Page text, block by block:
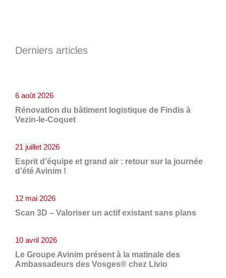
Derniers articles
Rénovation du bâtiment logistique de Findis à
Vezin-le-Coquet
6 août 2026
Esprit d’équipe et grand air : retour sur la journée
d’été Avinim !
21 juillet 2026
Scan 3D – Valoriser un actif existant sans plans
12 mai 2026
Le Groupe Avinim présent à la matinale des
Ambassadeurs des Vosges® chez Livio
10 avril 2026